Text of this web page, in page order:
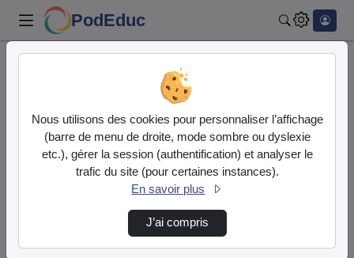
PodEduc
2 vidéos trouvées
Audio Vidéo
Direction de tri
Nous utilisons des cookies pour personnaliser l’affichage
(barre de menu de droite, mode sombre ou dyslexie
etc.), gérer la session (authentification) et analyser le
trafic du site (pour certaines instances).
En savoir plus
J’ai compris